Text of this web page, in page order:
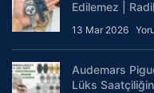
Edilemez |
13 Mar 2026
Audemars
Lüks